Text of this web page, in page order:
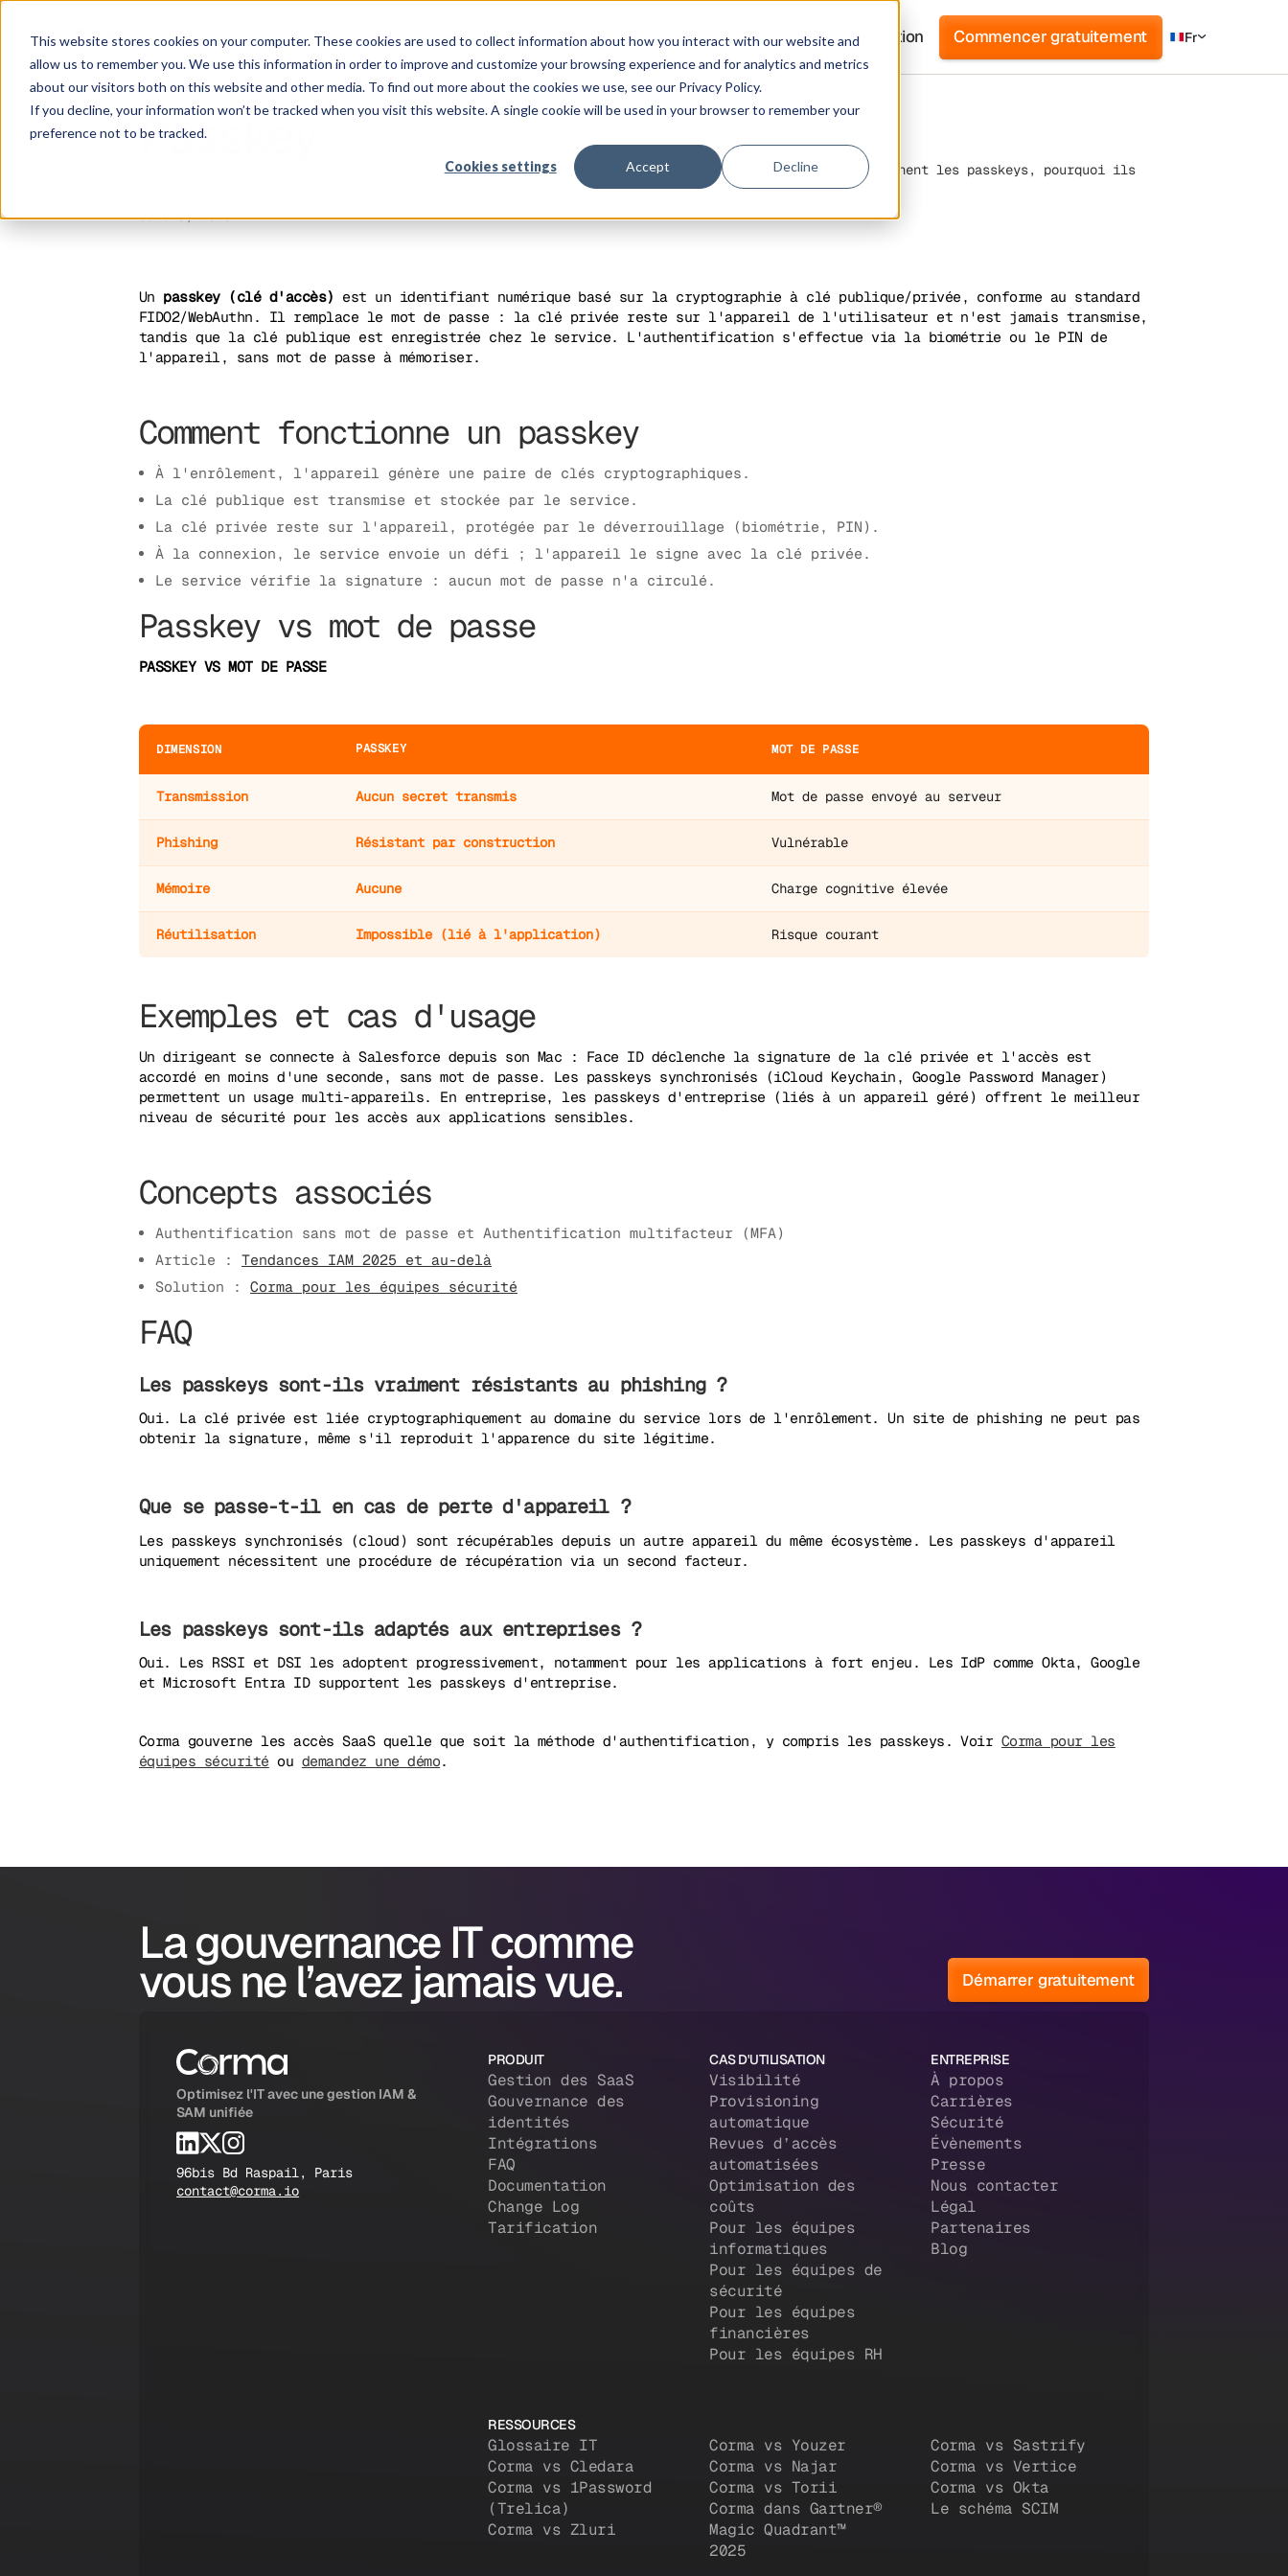
This website stores cookies on your computer. These cookies are used to collect information about how you interact with our website and
allow us to remember you. We use this information in order to improve and customize your browsing experience and for analytics and metrics
about our visitors both on this website and other media. To find out more about the cookies we use, see our Privacy Policy.
If you decline, your information won’t be tracked when you visit this website. A single cookie will be used in your browser to remember your
preference not to be tracked.
Cookies settings Accept Decline
Solution Platforme Clients Tarification Ressources Entreprise Connexion Commencer gratuitement Fr
IT GLOSSARY
Passkey
Les passkeys remplacent les mots de passe par de la cryptographie FIDO2. Découvrez comment fonctionnent les passkeys, pourquoi ils
June 8, 2026
Un passkey (clé d'accès) est un identifiant numérique basé sur la cryptographie à clé publique/privée, conforme au standard
FIDO2/WebAuthn. Il remplace le mot de passe : la clé privée reste sur l'appareil de l'utilisateur et n'est jamais transmise,
tandis que la clé publique est enregistrée chez le service. L'authentification s'effectue via la biométrie ou le PIN de
l'appareil, sans mot de passe à mémoriser.
Comment fonctionne un passkey
À l'enrôlement, l'appareil génère une paire de clés cryptographiques.
La clé publique est transmise et stockée par le service.
La clé privée reste sur l'appareil, protégée par le déverrouillage (biométrie, PIN).
À la connexion, le service envoie un défi ; l'appareil le signe avec la clé privée.
Le service vérifie la signature : aucun mot de passe n'a circulé.
Passkey vs mot de passe
PASSKEY VS MOT DE PASSE
DIMENSION PASSKEY MOT DE PASSE
Transmission Aucun secret transmis Mot de passe envoyé au serveur
Phishing Résistant par construction Vulnérable
Mémoire Aucune Charge cognitive élevée
Réutilisation Impossible (lié à l'application) Risque courant
Exemples et cas d'usage
Un dirigeant se connecte à Salesforce depuis son Mac : Face ID déclenche la signature de la clé privée et l'accès est
accordé en moins d'une seconde, sans mot de passe. Les passkeys synchronisés (iCloud Keychain, Google Password Manager)
permettent un usage multi-appareils. En entreprise, les passkeys d'entreprise (liés à un appareil géré) offrent le meilleur
niveau de sécurité pour les accès aux applications sensibles.
Concepts associés
Authentification sans mot de passe et Authentification multifacteur (MFA)
Article : Tendances IAM 2025 et au-delà
Solution : Corma pour les équipes sécurité
FAQ
Les passkeys sont-ils vraiment résistants au phishing ?
Oui. La clé privée est liée cryptographiquement au domaine du service lors de l'enrôlement. Un site de phishing ne peut pas
obtenir la signature, même s'il reproduit l'apparence du site légitime.
Que se passe-t-il en cas de perte d'appareil ?
Les passkeys synchronisés (cloud) sont récupérables depuis un autre appareil du même écosystème. Les passkeys d'appareil
uniquement nécessitent une procédure de récupération via un second facteur.
Les passkeys sont-ils adaptés aux entreprises ?
Oui. Les RSSI et DSI les adoptent progressivement, notamment pour les applications à fort enjeu. Les IdP comme Okta, Google
et Microsoft Entra ID supportent les passkeys d'entreprise.
Corma gouverne les accès SaaS quelle que soit la méthode d'authentification, y compris les passkeys. Voir Corma pour les
équipes sécurité ou demandez une démo.
La gouvernance IT comme
vous ne l’avez jamais vue. Démarrer gratuitement
Optimisez l'IT avec une gestion IAM &
SAM unifiée
96bis Bd Raspail, Paris
contact@corma.io
PRODUIT
Gestion des SaaS
Gouvernance des
identités
Intégrations
FAQ
Documentation
Change Log
Tarification
CAS D'UTILISATION
Visibilité
Provisioning
automatique
Revues d’accès
automatisées
Optimisation des
coûts
Pour les équipes
informatiques
Pour les équipes de
sécurité
Pour les équipes
financières
Pour les équipes RH
ENTREPRISE
À propos
Carrières
Sécurité
Évènements
Presse
Nous contacter
Légal
Partenaires
Blog
RESSOURCES
Glossaire IT
Corma vs Cledara
Corma vs 1Password
(Trelica)
Corma vs Zluri
Corma vs Youzer
Corma vs Najar
Corma vs Torii
Corma dans Gartner®
Magic Quadrant™
2025
Corma vs Sastrify
Corma vs Vertice
Corma vs Okta
Le schéma SCIM